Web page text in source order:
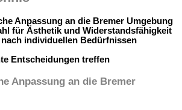
Anpassung an die Bremer Umgebung
für Ästhetik und Widerstandsfähigkeit
individuellen Bedürfnissen
Entscheidungen treffen
Anpassung an die Bremer